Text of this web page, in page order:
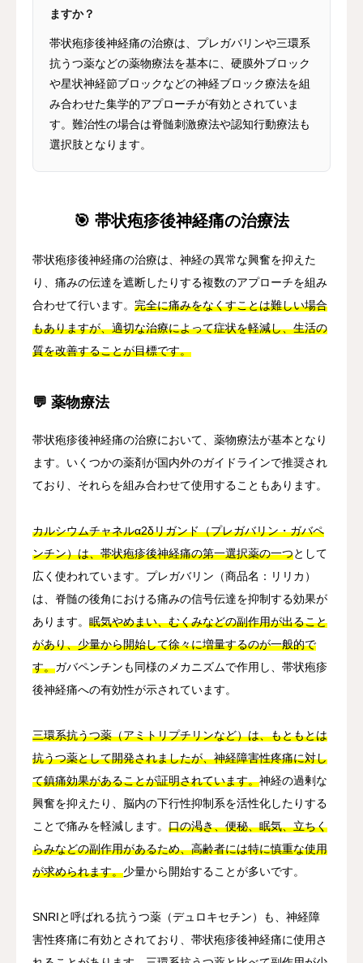
ますか？
帯状疱疹後神経痛の治療は、プレガバリンや三環系
抗うつ薬などの薬物療法を基本に、硬膜外ブロック
や星状神経節ブロックなどの神経ブロック療法を組
み合わせた集学的アプローチが有効とされていま
す。難治性の場合は脊髄刺激療法や認知行動療法も
選択肢となります。
🎯 帯状疱疹後神経痛の治療法
帯状疱疹後神経痛の治療は、神経の異常な興奮を抑えた
り、痛みの伝達を遮断したりする複数のアプローチを組み
合わせて行います。 完全に痛みをなくすことは難しい場合
もありますが、適切な治療によって症状を軽減し、生活の
質を改善することが目標です。
💬 薬物療法
帯状疱疹後神経痛の治療において、薬物療法が基本となり
ます。いくつかの薬剤が国内外のガイドラインで推奨され
ており、それらを組み合わせて使用することもあります。
カルシウムチャネルα2δリガンド（プレガバリン・ガバペ
ンチン）は、帯状疱疹後神経痛の第一選択薬の一つとして
広く使われています。プレガバリン（商品名：リリカ）
は、脊髄の後角における痛みの信号伝達を抑制する効果が
あります。 眠気やめまい、むくみなどの副作用が出ること
があり、少量から開始して徐々に増量するのが一般的で
す。ガバペンチンも同様のメカニズムで作用し、帯状疱疹
後神経痛への有効性が示されています。
三環系抗うつ薬（アミトリプチリンなど）は、もともとは
抗うつ薬として開発されましたが、神経障害性疼痛に対し
て鎮痛効果があることが証明されています。神経の過剰な
興奮を抑えたり、脳内の下行性抑制系を活性化したりする
ことで痛みを軽減します。 口の渇き、便秘、眠気、立ちく
らみなどの副作用があるため、高齢者には特に慎重な使用
が求められます。少量から開始することが多いです。
SNRIと呼ばれる抗うつ薬（デュロキセチン）も、神経障
害性疼痛に有効とされており、帯状疱疹後神経痛に使用さ